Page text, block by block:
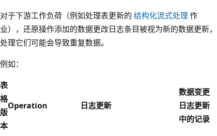
对于下游工作负荷（例如处理表更新的 结构化流式处理 作
业），还原操作添加的数据更改日志条目被视为新的数据更新，
处理它们可能会导致重复数据。
例如：
表
格
版
本
Operation 日志更新
数据变更
日志更新
中的记录